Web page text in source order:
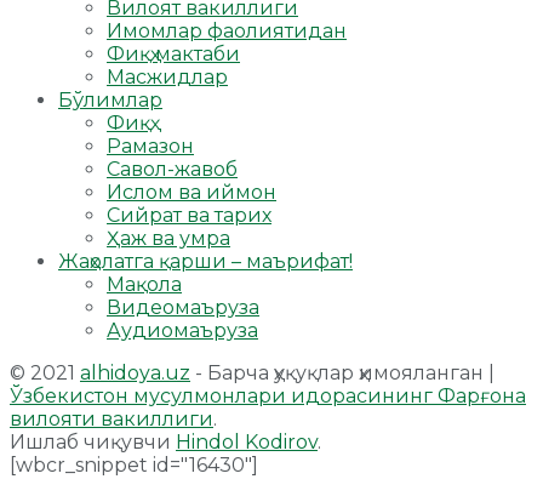
Вилоят вакиллиги
Имомлар фаолиятидан
Фиқҳ мактаби
Масжидлар
Бўлимлар
Фиқҳ
Рамазон
Савол-жавоб
Ислом ва иймон
Сийрат ва тарих
Ҳаж ва умра
Жаҳолатга қарши – маърифат!
Мақола
Видеомаъруза
Аудиомаъруза
© 2021 alhidoya.uz - Барча ҳуқуқлар ҳимояланган |
Ўзбекистон мусулмонлари идорасининг Фарғона
вилояти вакиллиги.
Ишлаб чиқувчи Hindol Kodirov.
[wbcr_snippet id="16430"]